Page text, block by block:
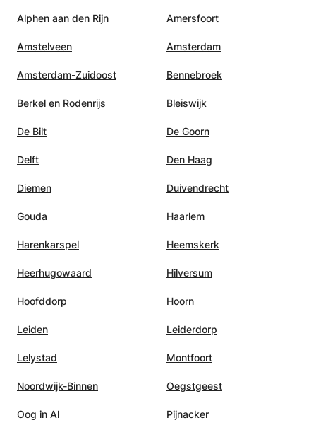
Alphen aan den Rijn Amersfoort
Amstelveen Amsterdam
Amsterdam-Zuidoost Bennebroek
Berkel en Rodenrijs Bleiswijk
De Bilt De Goorn
Delft Den Haag
Diemen Duivendrecht
Gouda Haarlem
Harenkarspel Heemskerk
Heerhugowaard Hilversum
Hoofddorp Hoorn
Leiden Leiderdorp
Lelystad Montfoort
Noordwijk-Binnen Oegstgeest
Oog in Al Pijnacker